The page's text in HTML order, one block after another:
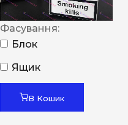
Фасування:
Блок
Ящик
В Кошик